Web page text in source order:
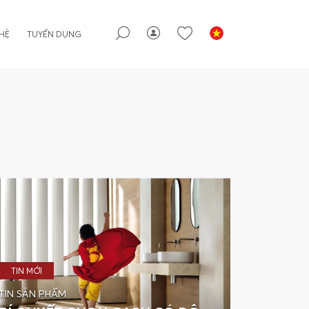
TUYỂN DỤNG
TIN MỚI
SẢN PHẨM